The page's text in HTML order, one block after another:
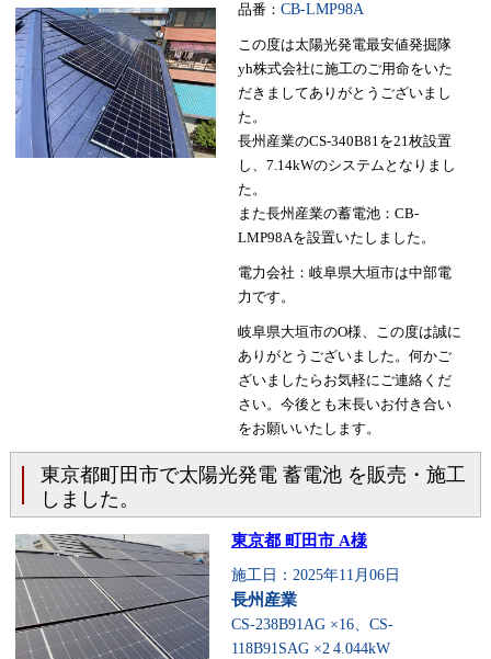
品番： CB-LMP98A
この度は太陽光発電最安値発掘隊
yh株式会社に施工のご用命をいた
だきましてありがとうございまし
た。
長州産業のCS-340B81を21枚設置
し、7.14kWのシステムとなりまし
た。
また長州産業の蓄電池：CB-
LMP98Aを設置いたしました。
電力会社：岐阜県大垣市は中部電
力です。
岐阜県大垣市のO様、この度は誠に
ありがとうございました。何かご
ざいましたらお気軽にご連絡くだ
さい。今後とも末長いお付き合い
をお願いいたします。
東京都町田市で太陽光発電 蓄電池 を販売・施工
しました。
東京都 町田市 A様
施工日：2025年11月06日
長州産業
CS-238B91AG ×16、CS-
118B91SAG ×2 4.044kW